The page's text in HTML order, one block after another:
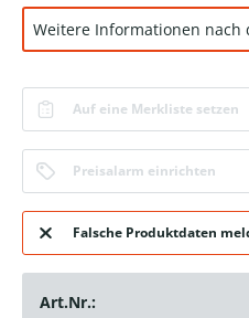
Weitere Informationen nach
Auf eine Merkliste setzen
Preisalarm einrichten
Falsche Produktdaten
Art.Nr.: